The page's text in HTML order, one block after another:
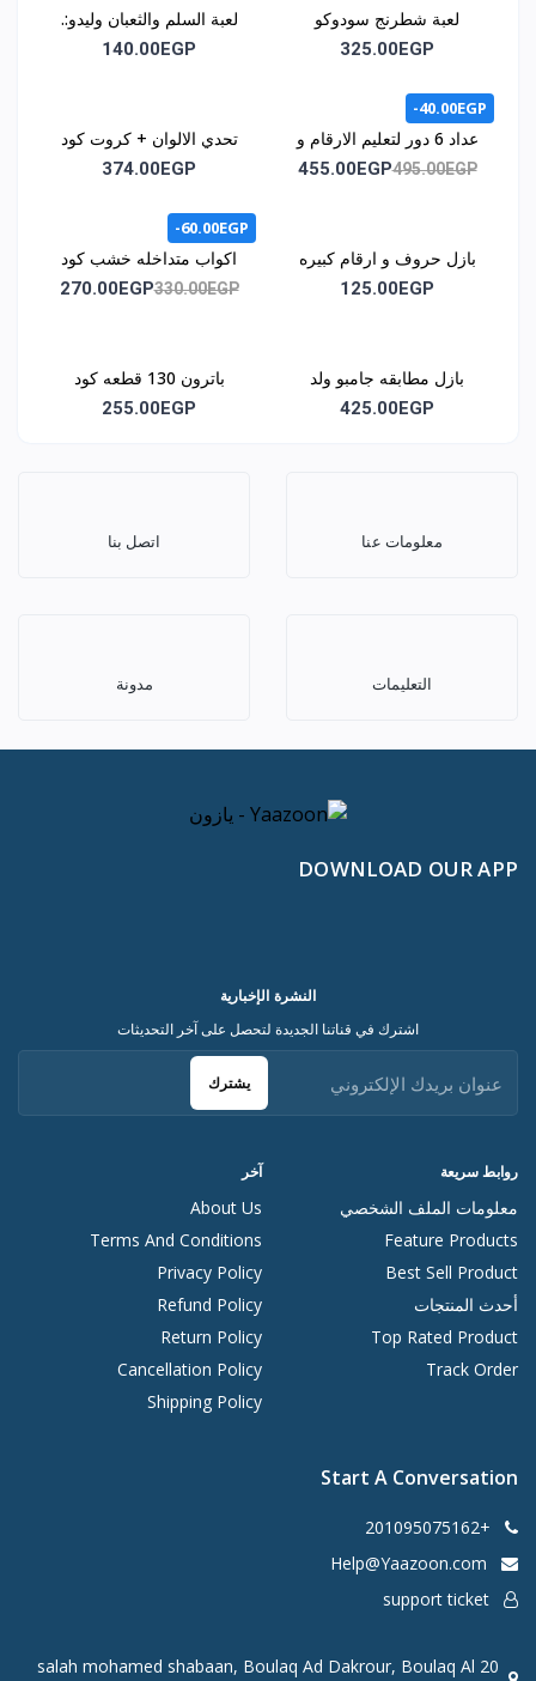
لعبة شطرنج سودوكو
مغناطيس كود1030
325.00EGP
لعبة السلم والثعبان وليدو:.
كود اللعبه :. 1035
140.00EGP
-40.00EGP
عداد 6 دور لتعليم الارقام و
الحروف وسائل المواصلات
495.00EGP
455.00EGP
تحدي الالوان + كروت كود
1044
374.00EGP
بازل حروف و ارقام كبيره
كود 1046
125.00EGP
-60.00EGP
اكواب متداخله خشب كود
1051330.00EGP
270.00EGP
بازل مطابقه جامبو ولد
وبنت كود 1062
425.00EGP
باترون 130 قطعه كود
1068
255.00EGP
معلومات عنا اتصل بنا
التعليمات مدونة
DOWNLOAD OUR APP
روابط سريعة
معلومات الملف الشخصي
Feature Products
Best Sell Product
أحدث المنتجات
Top Rated Product
Track Order
آخر
About Us
Terms And Conditions
Privacy Policy
Refund Policy
Return Policy
Cancellation Policy
Shipping Policy
النشرة الإخبارية
اشترك في قناتنا الجديدة لتحصل على آخر التحديثات
يشترك
Start A Conversation
+201095075162
20 salah mohamed shabaan, Boulaq Ad Dakrour, Boulaq Al